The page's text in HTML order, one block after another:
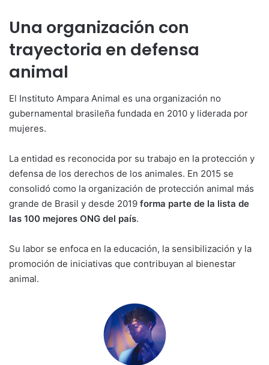
Una organización con
trayectoria en defensa
animal
El Instituto Ampara Animal es una organización no
gubernamental brasileña fundada en 2010 y liderada por
mujeres.
La entidad es reconocida por su trabajo en la protección y
defensa de los derechos de los animales. En 2015 se
consolidó como la organización de protección animal más
grande de Brasil y desde 2019 forma parte de la lista de
las 100 mejores ONG del país.
Su labor se enfoca en la educación, la sensibilización y la
promoción de iniciativas que contribuyan al bienestar
animal.